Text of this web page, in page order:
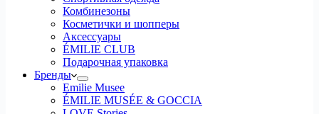
Комбинезоны
Косметички и шопперы
Аксессуары
ÉMILIE CLUB
Подарочная упаковка
Бренды
Emilie Musee
ÉMILIE MUSÉE & GOCCIA